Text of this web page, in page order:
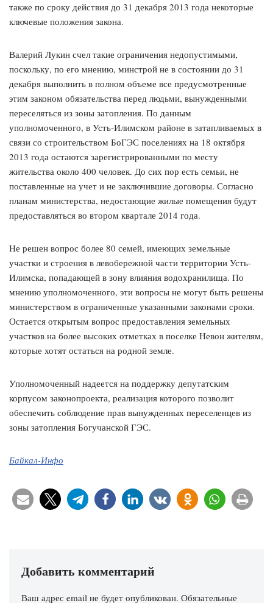
также по сроку действия до 31 декабря 2013 года некоторые
ключевые положения закона.
Валерий Лукин счел такие ограничения недопустимыми,
поскольку, по его мнению, минстрой не в состоянии до 31
декабря выполнить в полном объеме все предусмотренные
этим законом обязательства перед людьми, вынужденными
переселяться из зоны затопления. По данным
уполномоченного, в Усть-Илимском районе в затапливаемых в
связи со строительством БоГЭС поселениях на 18 октября
2013 года остаются зарегистрированными по месту
жительства около 400 человек. До сих пор есть семьи, не
поставленные на учет и не заключившие договоры. Согласно
планам министерства, недостающие жилые помещения будут
предоставляться во втором квартале 2014 года.
Не решен вопрос более 80 семей, имеющих земельные
участки и строения в левобережной части территории Усть-
Илимска, попадающей в зону влияния водохранилища. По
мнению уполномоченного, эти вопросы не могут быть решены
министерством в ограниченные указанными законами сроки.
Остается открытым вопрос предоставления земельных
участков на более высоких отметках в поселке Невон жителям,
которые хотят остаться на родной земле.
Уполномоченный надеется на поддержку депутатским
корпусом законопроекта, реализация которого позволит
обеспечить соблюдение прав вынужденных переселенцев из
зоны затопления Богучанской ГЭС.
Байкал-Инфо
Добавить комментарий
Ваш адрес email не будет опубликован. Обязательные